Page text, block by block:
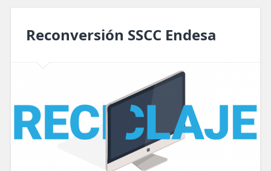
Reconversión SSCC Endesa